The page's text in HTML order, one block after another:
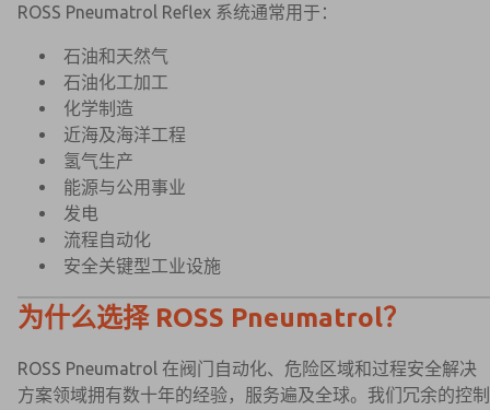
ROSS Pneumatrol Reflex 系统通常用于：
石油和天然气
石油化工加工
化学制造
近海及海洋工程
氢气生产
能源与公用事业
发电
流程自动化
安全关键型工业设施
为什么选择 ROSS Pneumatrol？
ROSS Pneumatrol 在阀门自动化、危险区域和过程安全解决
方案领域拥有数十年的经验，服务遍及全球。我们冗余的控制